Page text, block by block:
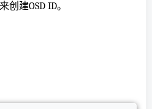
建OSD ID。